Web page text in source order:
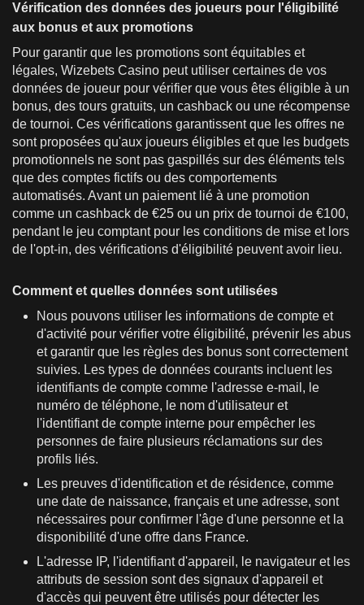
Vérification des données des joueurs pour l'éligibilité
aux bonus et aux promotions
Pour garantir que les promotions sont équitables et
légales, Wizebets Casino peut utiliser certaines de vos
données de joueur pour vérifier que vous êtes éligible à un
bonus, des tours gratuits, un cashback ou une récompense
de tournoi. Ces vérifications garantissent que les offres ne
sont proposées qu'aux joueurs éligibles et que les budgets
promotionnels ne sont pas gaspillés sur des éléments tels
que des comptes fictifs ou des comportements
automatisés. Avant un paiement lié à une promotion
comme un cashback de €25 ou un prix de tournoi de €100,
pendant le jeu comptant pour les conditions de mise et lors
de l'opt-in, des vérifications d'éligibilité peuvent avoir lieu.
Comment et quelles données sont utilisées
Nous pouvons utiliser les informations de compte et
d'activité pour vérifier votre éligibilité, prévenir les abus
et garantir que les règles des bonus sont correctement
suivies. Les types de données courants incluent les
identifiants de compte comme l'adresse e-mail, le
numéro de téléphone, le nom d'utilisateur et
l'identifiant de compte interne pour empêcher les
personnes de faire plusieurs réclamations sur des
profils liés.
Les preuves d'identification et de résidence, comme
une date de naissance, français et une adresse, sont
nécessaires pour confirmer l'âge d'une personne et la
disponibilité d'une offre dans France.
L'adresse IP, l'identifiant d'appareil, le navigateur et les
attributs de session sont des signaux d'appareil et
d'accès qui peuvent être utilisés pour détecter les